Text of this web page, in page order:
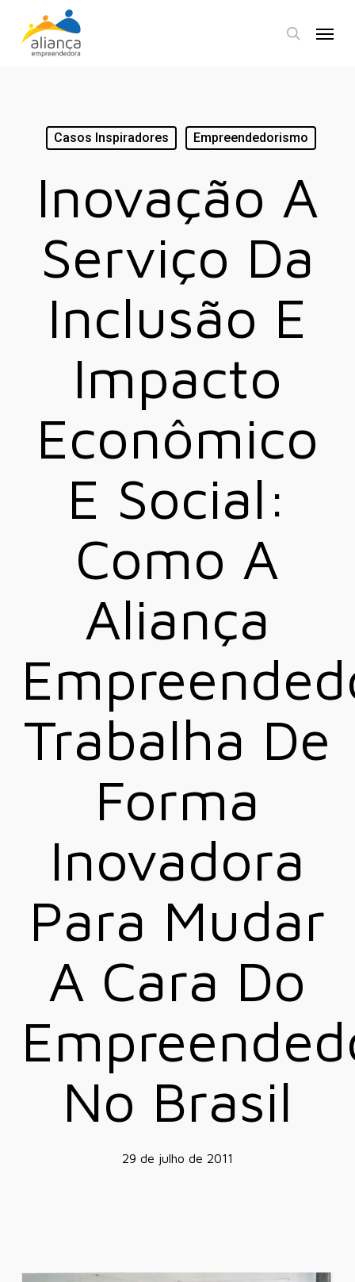
search
Casos Inspiradores Empreendedorismo
Inovação A
Serviço Da
Inclusão E
Impacto
Econômico
E Social:
Como A
Aliança
Trabalha De
Forma
Inovadora
Para Mudar
A Cara Do
No Brasil
29 de julho de 2011